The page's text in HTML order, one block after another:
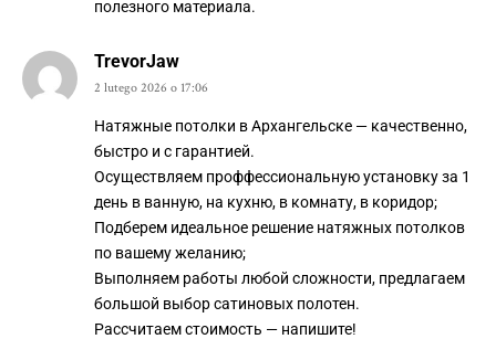
полезного материала.
TrevorJaw
2 lutego 2026 o 17:06
Натяжные потолки в Архангельске — качественно,
быстро и с гарантией.
Осуществляем проффессиональную установку за 1
день в ванную, на кухню, в комнату, в коридор;
Подберем идеальное решение натяжных потолков
по вашему желанию;
Выполняем работы любой сложности, предлагаем
большой выбор сатиновых полотен.
Рассчитаем стоимость — напишите!